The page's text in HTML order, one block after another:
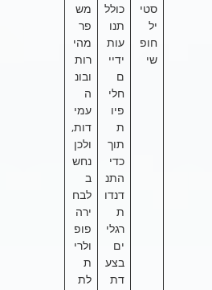
סטי
חופ
שי
כולל
תנו
עות
ידיי
חלי
פיו
תוך
כדי
התנ
דנדו
רגלי
ים
בצע
דת
מש
פר
מהי
רות
ובונ
עמי
דות,
ולכן
נחש
לבח
ירה
פופ
ולרי
לת